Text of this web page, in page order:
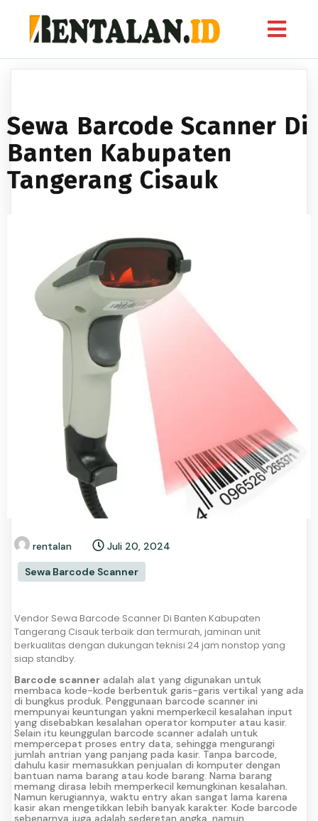
Sewa Barcode Scanner Di
Banten Kabupaten
Tangerang Cisauk
rentalan
Juli 20, 2024
Sewa Barcode Scanner
Vendor Sewa Barcode Scanner Di Banten Kabupaten
Tangerang Cisauk terbaik dan termurah, jaminan unit
berkualitas dengan dukungan teknisi 24 jam nonstop yang
siap standby.
Barcode scanner adalah alat yang digunakan untuk
membaca kode-kode berbentuk garis-garis vertikal yang ada
di bungkus produk. Penggunaan barcode scanner ini
mempunyai keuntungan yakni memperkecil kesalahan input
yang disebabkan kesalahan operator komputer atau kasir.
Selain itu keunggulan barcode scanner adalah untuk
mempercepat proses entry data, sehingga mengurangi
jumlah antrian yang panjang pada kasir. Tanpa barcode,
dahulu kasir memasukkan penjualan di komputer dengan
bantuan nama barang atau kode barang. Nama barang
memang dirasa lebih memperkecil kemungkinan kesalahan.
Namun kerugiannya, waktu entry akan sangat lama karena
kasir akan mengetikkan lebih banyak karakter. Kode barcode